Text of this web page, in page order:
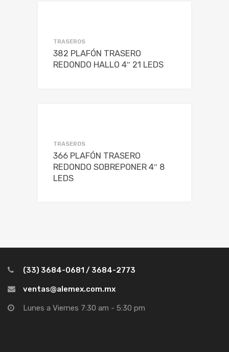
TRASEROS
382 PLAFÓN TRASERO
REDONDO HALLO 4″ 21 LEDS
TRASEROS
366 PLAFÓN TRASERO
REDONDO SOBREPONER 4″ 8
LEDS
(33) 3684-0681 / 3684-2773
ventas@alemex.com.mx
Lunes a Viernes 7:30 am - 5:30 pm